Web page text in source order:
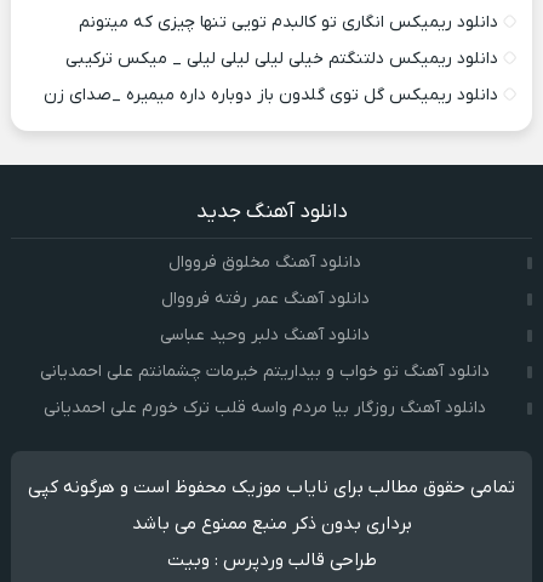
دانلود ریمیکس انگاری تو کالبدم تویی تنها چیزی که میتونم
دانلود ریمیکس دلتنگتم خیلی لیلی لیلی لیلی _ میکس ترکیبی
دانلود ریمیکس گل توی گلدون باز دوباره داره میمیره _صدای زن
دانلود آهنگ جدید
دانلود آهنگ مخلوق فرووال
دانلود آهنگ عمر رفته فرووال
دانلود آهنگ دلبر وحید عباسی
دانلود آهنگ تو خواب و بیداریتم خیرمات چشمانتم علی احمدیانی
دانلود آهنگ روزگار بیا مردم واسه قلب ترک خورم علی احمدیانی
تمامی حقوق مطالب برای نایاب موزیک محفوظ است و هرگونه کپی
برداری بدون ذکر منبع ممنوع می باشد
طراحی قالب وردپرس : وبیت